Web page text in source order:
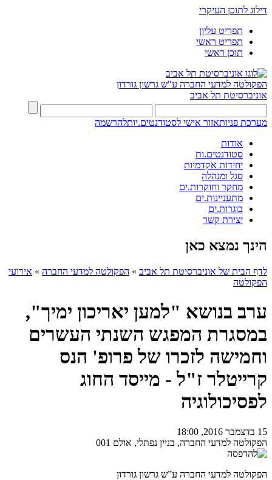
דילוג לתוכן העיקרי
תפריט עליון
תפריט ראשי
תוכן ראשי
הפקולטה למדעי החברה ע"ש גרשון גורדון
אוניברסיטת תל אביב
מערכת פניותאזור אישי לסטודנטים.יותלהרשמה
אודות
סטודנטים.ות
יחידות אקדמיות
סגל ומנהלה
מחקר וחוקרות.ים
מתעניינות.ים
בוגרות.ים
יצירת קשר
הינך נמצא כאן
לדף הבית של אוניברסיטת תל אביב » הפקולטה למדעי החברה » אירועי
הפקולטה
ערב בנושא "למען יאריכון ימיך",
במסגרת המפגש השנתי העשרים
וחמישה לזכרו של פרופ' הנס
קרייטלר ז"ל - מייסד החוג
לפסיכולוגיה
15 בדצמבר 2016, 18:00
הפקולטה למדעי החברה, בניין נפתלי, אולם 001
הפקולטה למדעי החברה ע”ש גרשון גורדון